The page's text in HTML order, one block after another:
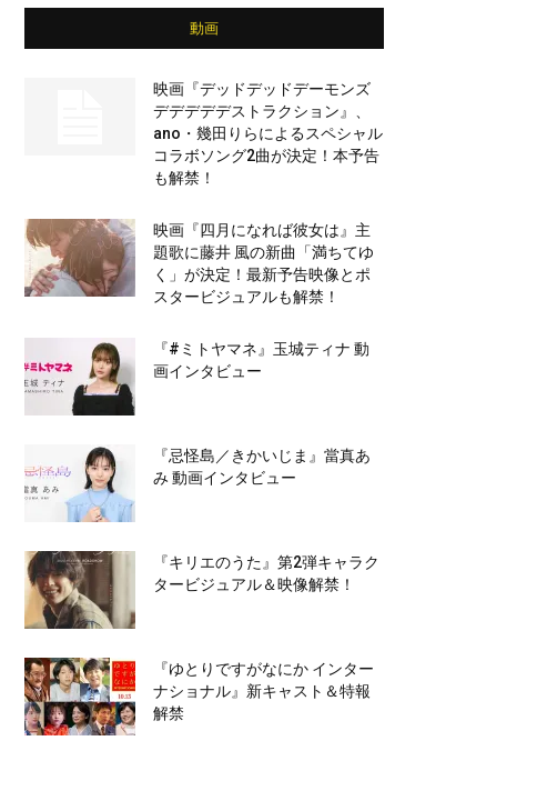
動画
映画『デッドデッドデーモンズ
デデデデデストラクション』、
ano・幾田りらによるスペシャル
コラボソング2曲が決定！本予告
も解禁！
映画『四月になれば彼女は』主
題歌に藤井 風の新曲「満ちてゆ
く」が決定！最新予告映像とポ
スタービジュアルも解禁！
『#ミトヤマネ』玉城ティナ 動
画インタビュー
『忌怪島／きかいじま』當真あ
み 動画インタビュー
『キリエのうた』第2弾キャラク
タービジュアル＆映像解禁！
『ゆとりですがなにか インター
ナショナル』新キャスト＆特報
解禁